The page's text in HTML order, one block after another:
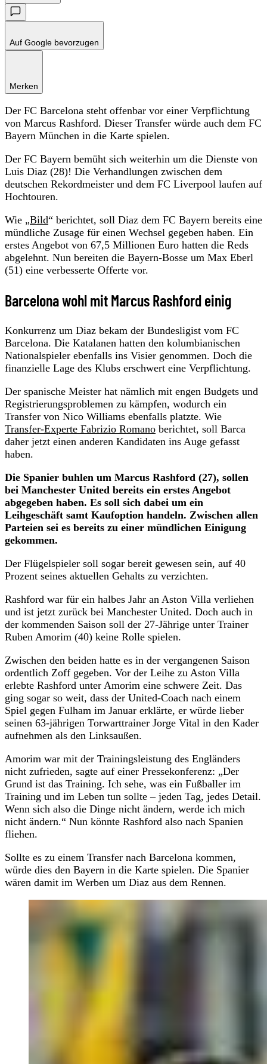
Auf Google bevorzugen
Merken
Der FC Barcelona steht offenbar vor einer Verpflichtung
von Marcus Rashford. Dieser Transfer würde auch dem FC
Bayern München in die Karte spielen.
Der FC Bayern bemüht sich weiterhin um die Dienste von
Luis Diaz (28)! Die Verhandlungen zwischen dem
deutschen Rekordmeister und dem FC Liverpool laufen auf
Hochtouren.
Wie „Bild“ berichtet, soll Diaz dem FC Bayern bereits eine
mündliche Zusage für einen Wechsel gegeben haben. Ein
erstes Angebot von 67,5 Millionen Euro hatten die Reds
abgelehnt. Nun bereiten die Bayern-Bosse um Max Eberl
(51) eine verbesserte Offerte vor.
Barcelona wohl mit Marcus Rashford einig
Konkurrenz um Diaz bekam der Bundesligist vom FC
Barcelona. Die Katalanen hatten den kolumbianischen
Nationalspieler ebenfalls ins Visier genommen. Doch die
finanzielle Lage des Klubs erschwert eine Verpflichtung.
Der spanische Meister hat nämlich mit engen Budgets und
Registrierungsproblemen zu kämpfen, wodurch ein
Transfer von Nico Williams ebenfalls platzte. Wie
Transfer-Experte Fabrizio Romano berichtet, soll Barca
daher jetzt einen anderen Kandidaten ins Auge gefasst
haben.
Die Spanier buhlen um Marcus Rashford (27), sollen
bei Manchester United bereits ein erstes Angebot
abgegeben haben. Es soll sich dabei um ein
Leihgeschäft samt Kaufoption handeln. Zwischen allen
Parteien sei es bereits zu einer mündlichen Einigung
gekommen.
Der Flügelspieler soll sogar bereit gewesen sein, auf 40
Prozent seines aktuellen Gehalts zu verzichten.
Rashford war für ein halbes Jahr an Aston Villa verliehen
und ist jetzt zurück bei Manchester United. Doch auch in
der kommenden Saison soll der 27-Jährige unter Trainer
Ruben Amorim (40) keine Rolle spielen.
Zwischen den beiden hatte es in der vergangenen Saison
ordentlich Zoff gegeben. Vor der Leihe zu Aston Villa
erlebte Rashford unter Amorim eine schwere Zeit. Das
ging sogar so weit, dass der United-Coach nach einem
Spiel gegen Fulham im Januar erklärte, er würde lieber
seinen 63-jährigen Torwarttrainer Jorge Vital in den Kader
aufnehmen als den Linksaußen.
Amorim war mit der Trainingsleistung des Engländers
nicht zufrieden, sagte auf einer Pressekonferenz: „Der
Grund ist das Training. Ich sehe, was ein Fußballer im
Training und im Leben tun sollte – jeden Tag, jedes Detail.
Wenn sich also die Dinge nicht ändern, werde ich mich
nicht ändern.“ Nun könnte Rashford also nach Spanien
fliehen.
Sollte es zu einem Transfer nach Barcelona kommen,
würde dies den Bayern in die Karte spielen. Die Spanier
wären damit im Werben um Diaz aus dem Rennen.